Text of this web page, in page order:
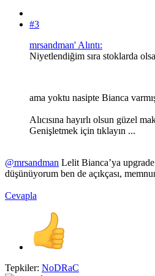
#3
mrsandman' Alıntı:
Niyetlendiğim sıra stoklarda
ama yoktu nasipte Bianca
Alıcısına hayırlı olsun güzel
Genişletmek için tıklayın ...
@mrsandman Lelit Bianca’ya
düşünüyorum ben de açıkçası,
Cevapla
Tepkiler: NoDRaC